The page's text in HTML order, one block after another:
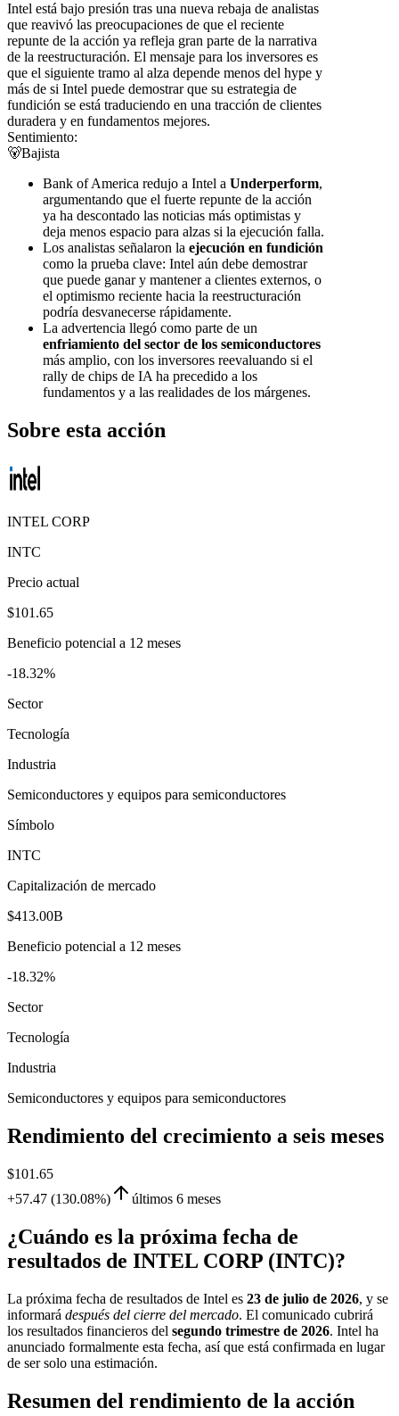
Intel está bajo presión tras una nueva rebaja de analistas
que reavivó las preocupaciones de que el reciente
repunte de la acción ya refleja gran parte de la narrativa
de la reestructuración. El mensaje para los inversores es
que el siguiente tramo al alza depende menos del hype y
más de si Intel puede demostrar que su estrategia de
fundición se está traduciendo en una tracción de clientes
duradera y en fundamentos mejores.
Sentimiento:
🐻Bajista
Bank of America redujo a Intel a Underperform,
argumentando que el fuerte repunte de la acción
ya ha descontado las noticias más optimistas y
deja menos espacio para alzas si la ejecución falla.
Los analistas señalaron la ejecución en fundición
como la prueba clave: Intel aún debe demostrar
que puede ganar y mantener a clientes externos, o
el optimismo reciente hacia la reestructuración
podría desvanecerse rápidamente.
La advertencia llegó como parte de un
enfriamiento del sector de los semiconductores
más amplio, con los inversores reevaluando si el
rally de chips de IA ha precedido a los
fundamentos y a las realidades de los márgenes.
Sobre esta acción
INTEL CORP
INTC
Precio actual
$101.65
Beneficio potencial a 12 meses
-18.32%
Sector
Tecnología
Industria
Semiconductores y equipos para semiconductores
Símbolo
INTC
Capitalización de mercado
$413.00B
Beneficio potencial a 12 meses
-18.32%
Sector
Tecnología
Industria
Semiconductores y equipos para semiconductores
Rendimiento del crecimiento a seis meses
$101.65
+57.47 (130.08%)
últimos 6 meses
¿Cuándo es la próxima fecha de
resultados de INTEL CORP (INTC)?
La próxima fecha de resultados de Intel es 23 de julio de 2026, y se
informará después del cierre del mercado. El comunicado cubrirá
los resultados financieros del segundo trimestre de 2026. Intel ha
anunciado formalmente esta fecha, así que está confirmada en lugar
de ser solo una estimación.
Resumen del rendimiento de la acción